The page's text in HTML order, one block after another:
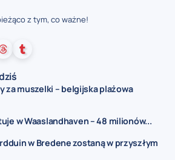
z tym, co ważne!
za muszelki – belgijska plażowa
w Waaslandhaven – 48 milionów...
w Bredene zostaną w przyszłym